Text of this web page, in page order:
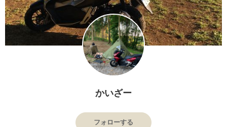
かいざー
フォローする